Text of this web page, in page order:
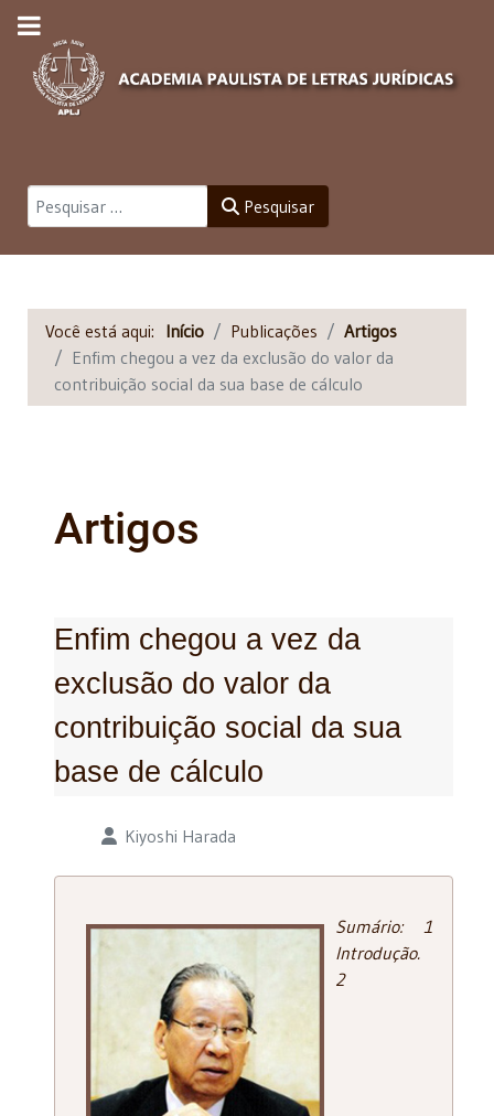
Pesquisar Pesquisar
Você está aqui: Início Publicações
Artigos
Enfim chegou a vez da exclusão do valor da
contribuição social da sua base de cálculo
Artigos
Enfim chegou a vez da
exclusão do valor da
contribuição social da sua
base de cálculo
Detalhes Kiyoshi Harada
Sumário: 1
Introdução.
2